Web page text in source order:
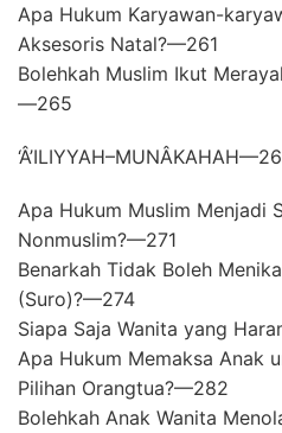
Apa Hukum Karyawan-
Aksesoris Natal?—261
Bolehkah Muslim Ikut
—265
Apa Hukum Muslim Menjadi
Nonmuslim?—271
Benarkah Tidak Boleh
(Suro)?—274
Siapa Saja Wanita yang
Apa Hukum Memaksa Anak
Pilihan Orangtua?—282
Bolehkah Anak Wanita